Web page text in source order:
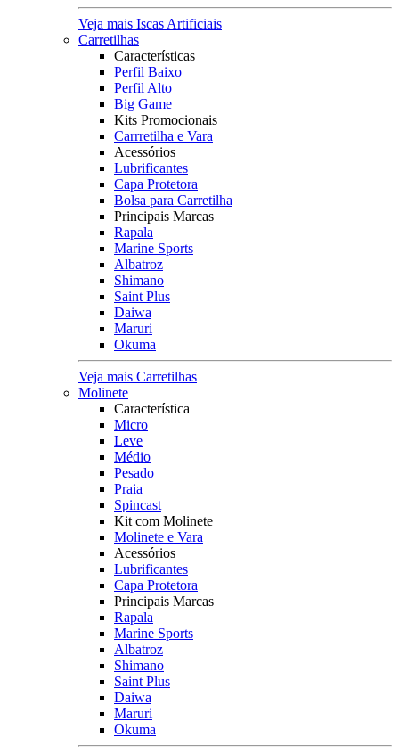
Veja mais Iscas Artificiais
Carretilhas
Características
Perfil Baixo
Perfil Alto
Big Game
Kits Promocionais
Carrretilha e Vara
Acessórios
Lubrificantes
Capa Protetora
Bolsa para Carretilha
Principais Marcas
Rapala
Marine Sports
Albatroz
Shimano
Saint Plus
Daiwa
Maruri
Okuma
Veja mais Carretilhas
Molinete
Característica
Micro
Leve
Médio
Pesado
Praia
Spincast
Kit com Molinete
Molinete e Vara
Acessórios
Lubrificantes
Capa Protetora
Principais Marcas
Rapala
Marine Sports
Albatroz
Shimano
Saint Plus
Daiwa
Maruri
Okuma